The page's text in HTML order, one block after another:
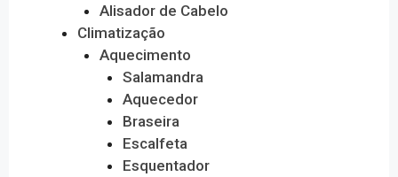
Alisador de Cabelo
Climatização
Aquecimento
Salamandra
Aquecedor
Braseira
Escalfeta
Esquentador